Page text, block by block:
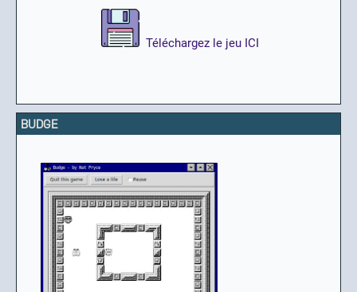
Téléchargez le jeu ICI
BUDGE